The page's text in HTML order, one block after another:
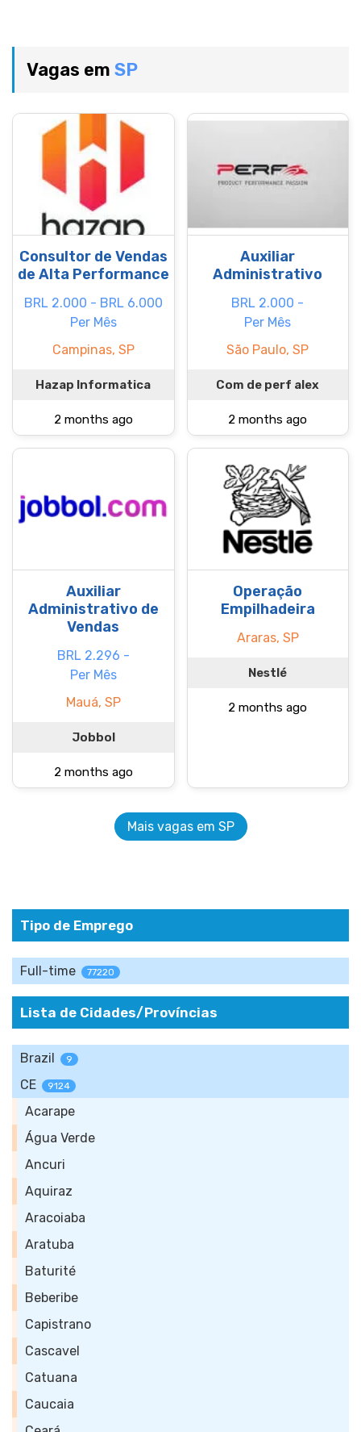
Vagas em SP
Consultor de Vendas
de Alta Performance
BRL 2.000 - BRL 6.000
Per Mês
Campinas, SP
Hazap Informatica
2 months ago
Auxiliar
Administrativo
BRL 2.000 -
Per Mês
São Paulo, SP
Com de perf alex
2 months ago
Auxiliar
Administrativo de
Vendas
BRL 2.296 -
Per Mês
Mauá, SP
Jobbol
2 months ago
Operação
Empilhadeira
Araras, SP
Nestlé
2 months ago
Mais vagas em SP
Tipo de Emprego
Full-time 77220
Lista de Cidades/Províncias
Brazil 9
CE 9124
Acarape
Água Verde
Ancuri
Aquiraz
Aracoiaba
Aratuba
Baturité
Beberibe
Capistrano
Cascavel
Catuana
Caucaia